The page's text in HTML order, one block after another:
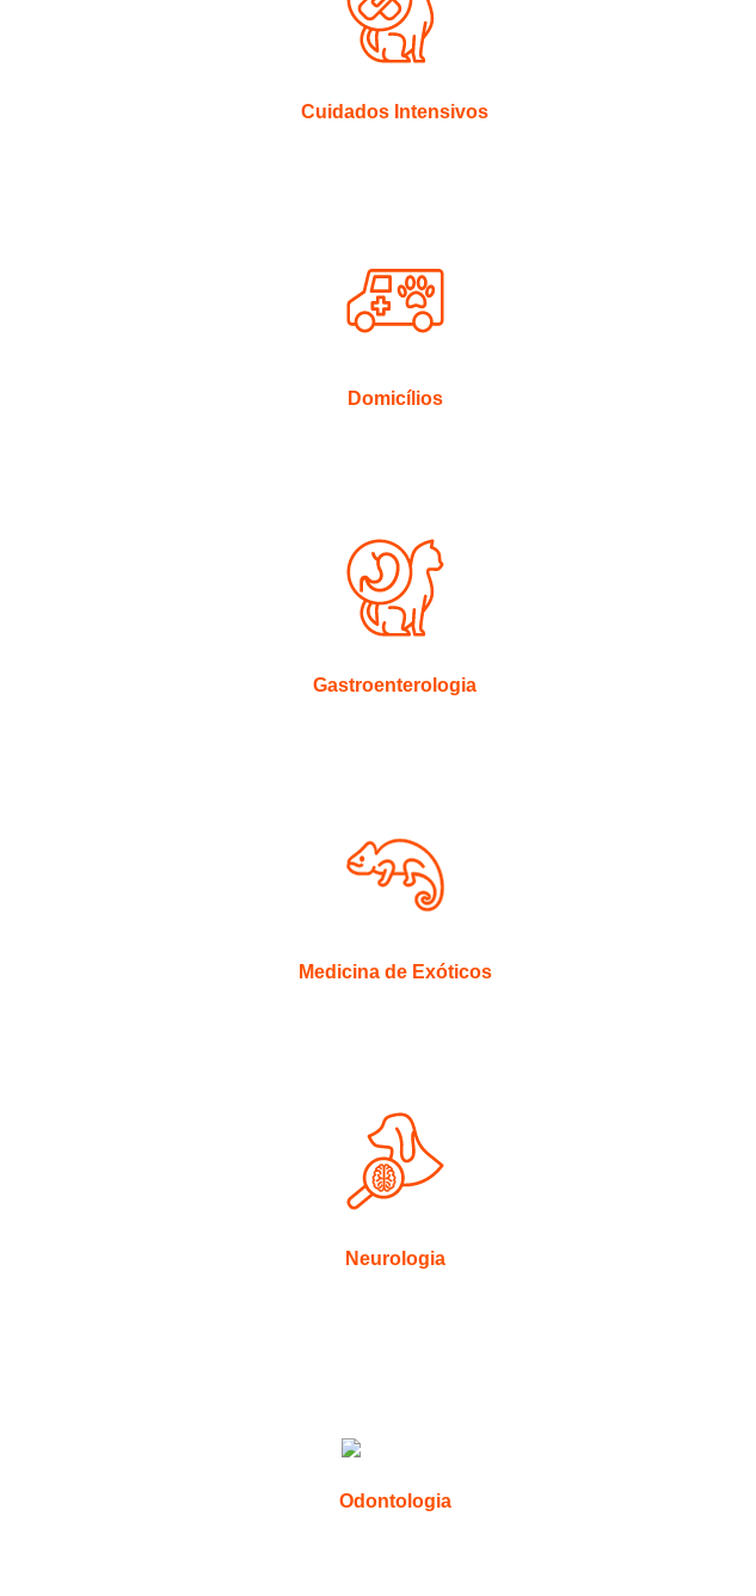
Cuidados Intensivos
Domicílios
Gastroenterologia
Medicina de Exóticos
Neurologia
Odontologia